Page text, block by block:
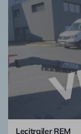
Lecitrailer REM